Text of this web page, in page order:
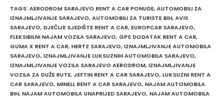
TAGS:AERODROM SARAJEVO RENT A CAR PONUDE,AUTOMOBILI ZA
IZNAJMLJIVANJE SARAJEVO,AUTOMOBILI ZA TURISTE BIH,AVIS
SARAJEVO, DJEČIJE SJEDIŠTE RENT A CAR, EUROPCAR SARAJEVO,
FLEKSIBILNI NAJAM VOZILA SARAJEVO, GPS DODATAK RENT A CAR,
GUMA X RENT A CAR, HERTZ SARAJEVO, IZNAJMLJIVANJE AUTOMOBILA
SARAJEVO, IZNAJMLJIVANJE LUKSUZNIH AUTOMOBILA SARAJEVO,
IZNAJMLJIVANJE VOZILA SARAJEVO AERODROM, IZNAJMLJIVANJE
VOZILA ZA DUŽE RUTE,JEFTIN RENT A CAR SARAJEVO, LUKSUZNI RENT A
CAR SARAJEVO, MINELL RENT A CAR SARAJEVO, NAJAM AUTOMOBILA
BIH, NAJAM AUTOMOBILA UNAPRIJED SARAJEVO, NAJAM AUTOMOBILA